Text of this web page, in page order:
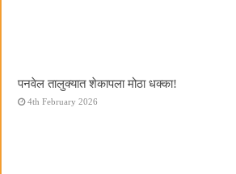
पनवेल तालुक्यात शेकापला मोठा धक्का!
4th February 2026